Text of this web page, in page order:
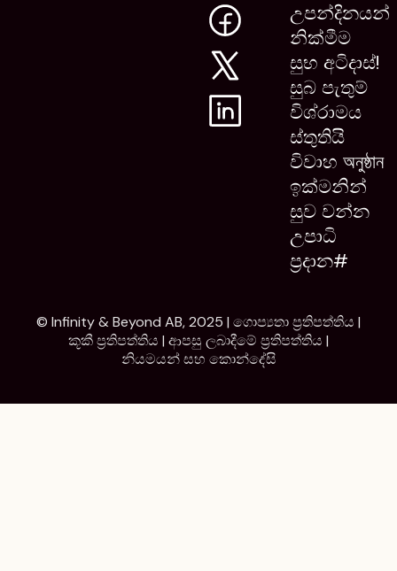
උපන්දිනයන්
නික්මීම
සුභ අටිදාස්!
සුබ පැතුම්
විශ්රාමය
ස්තුතියි
විවාහ অনুষ্ঠান
ඉක්මනින්
සුව වන්න
උපාධි
ප්‍රදාන#
© Infinity & Beyond AB, 2025 | ගොප්‍යතා ප්‍රතිපත්තිය |
කූකී ප්‍රතිපත්තිය | ආපසු ලබාදීමේ ප්‍රතිපත්තිය |
නියමයන් සහ කොන්දේසි